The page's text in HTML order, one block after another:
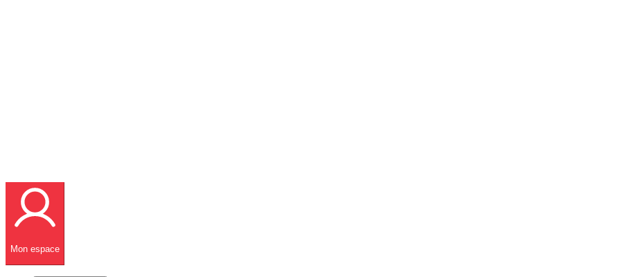
Mon espace